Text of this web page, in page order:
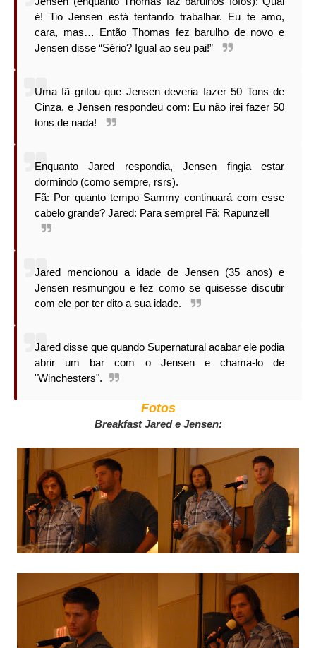
é! Tio Jensen está tentando trabalhar. Eu te amo,
cara, mas… Então Thomas fez barulho de novo e
Jensen disse “Sério? Igual ao seu pai!”
Uma fã gritou que Jensen deveria fazer 50 Tons de
Cinza, e Jensen respondeu com: Eu não irei fazer 50
tons de nada!
Enquanto Jared respondia, Jensen fingia estar
dormindo (como sempre, rsrs).
Fã: Por quanto tempo Sammy continuará com esse
cabelo grande? Jared: Para sempre! Fã: Rapunzel!
Jared mencionou a idade de Jensen (35 anos) e
Jensen resmungou e fez como se quisesse discutir
com ele por ter dito a sua idade.
Jared disse que quando Supernatural acabar ele podia
abrir um bar com o Jensen e chama-lo de
"Winchesters".
Fotos
Breakfast Jared e Jensen: